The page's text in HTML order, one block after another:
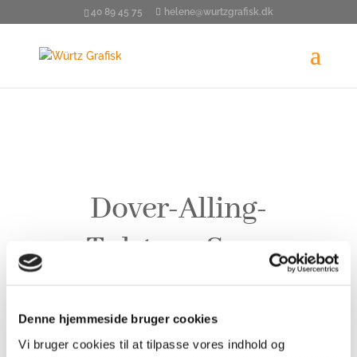
Denne hjemmeside bruger cookies
Vi bruger cookies til at tilpasse vores indhold og
40 89 45 75 helene@wurtzgrafisk.dk
Dover-Alling-
Tulstrup Sogn